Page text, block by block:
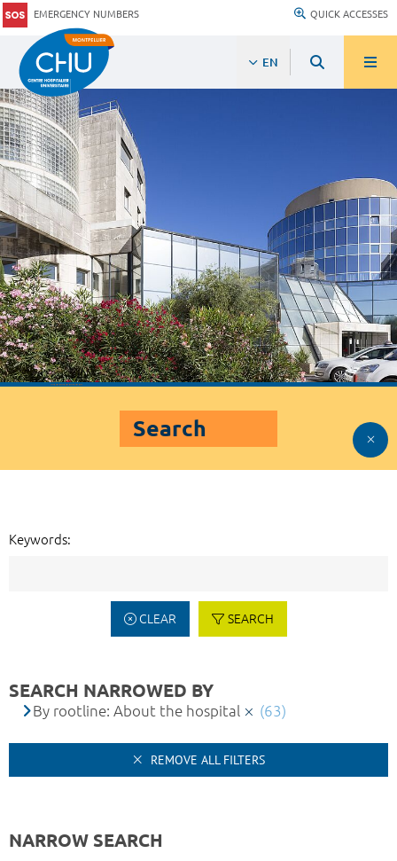
EMERGENCY NUMBERS QUICK ACCESSES
EN
Search
Keywords:
CLEAR SEARCH
SEARCH NARROWED BY
By rootline: About the hospital (63)
REMOVE ALL FILTERS
NARROW SEARCH